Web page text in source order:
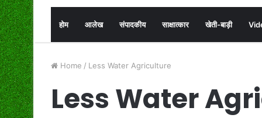
होम आलेख संपादकीय साक्षात्कार खेती-बाड़ी
Home / Less Water Agriculture
Less Water